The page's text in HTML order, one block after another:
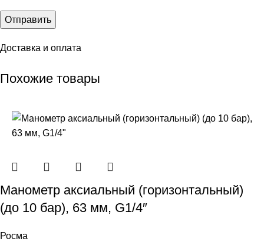
Доставка и оплата
Похожие товары
Манометр аксиальный (горизонтальный)
(до 10 бар), 63 мм, G1/4″
Росма